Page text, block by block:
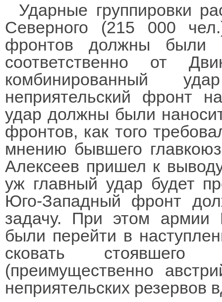
Ударные группировки
Северного (215 000
фронтов должны были
соответственно от
комбинированный
неприятельский фронт
удар должны были
фронтов, как того
мнению бывшего
Алексеев пришел к
уж главный удар будет
Юго-Западный фронт
задачу. При этом армии
были перейти в
сковать стоявшего
(преимущественно
неприятельских резервов